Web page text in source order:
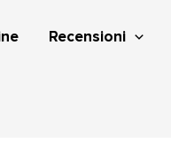
Recensioni